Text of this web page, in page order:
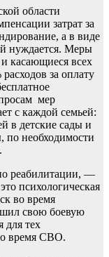
области
затрат за
а в виде
нуждается. Меры
касающиеся всех
за оплату
мер
с каждой семьей:
в детские сады и
необходимости
реабилитации, —
психологическая
во время
свою боевую
для тех
время СВО.